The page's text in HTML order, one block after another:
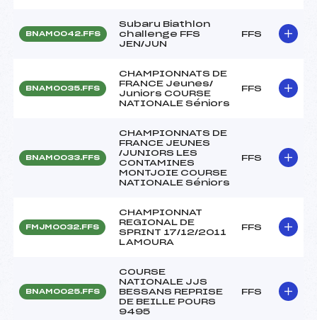
BNAM0042.FFS
Subaru Biathlon
challenge FFS
JEN/JUN
FFS
BNAM0035.FFS
CHAMPIONNATS DE
FRANCE Jeunes/
Juniors COURSE
NATIONALE Séniors
FFS
BNAM0033.FFS
CHAMPIONNATS DE
FRANCE JEUNES
/JUNIORS LES
CONTAMINES
MONTJOIE COURSE
NATIONALE Séniors
FFS
FMJM0032.FFS
CHAMPIONNAT
REGIONAL DE
SPRINT 17/12/2011
LAMOURA
FFS
BNAM0025.FFS
COURSE
NATIONALE JJS
BESSANS REPRISE
DE BEILLE POURS
9495
FFS